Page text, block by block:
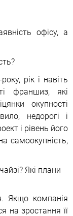
офісу, а
рік і навіть
франшиз, які
окупності
недорогі і
і рівень його
самоокупність,
Які плани
Якщо компанія
на зростання її